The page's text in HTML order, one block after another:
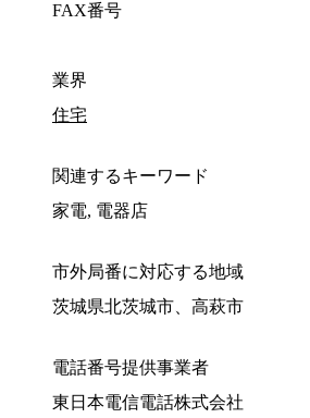
FAX番号
業界
住宅
関連するキーワード
家電, 電器店
市外局番に対応する地域
茨城県北茨城市、高萩市
電話番号提供事業者
東日本電信電話株式会社